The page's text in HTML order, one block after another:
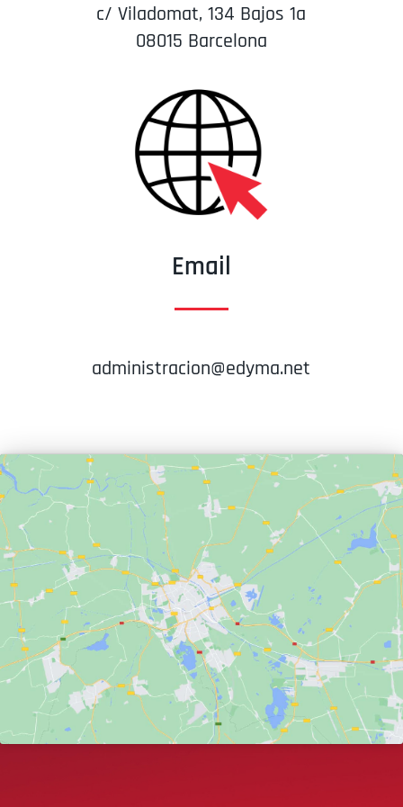
c/ Viladomat, 134 Bajos 1a
08015 Barcelona
Email
administracion@edyma.net